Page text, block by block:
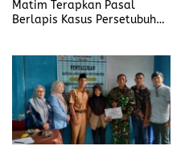
Matim Terapkan Pasal
Berlapis Kasus Persetubuhan